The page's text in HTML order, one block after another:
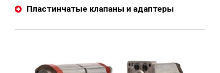
Пластинчатые клапаны и адаптеры